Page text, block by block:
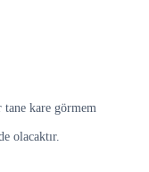
kare görmem
olacaktır.